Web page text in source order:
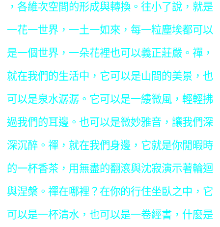
，各維次空間的形成與轉換。往小了說，就是
一花一世界，一土一如來，每一粒塵埃都可以
是一個世界，一朵花裡也可以義正莊嚴。禪，
就在我們的生活中，它可以是山間的美景，也
可以是泉水潺潺。它可以是一縷微風，輕輕拂
過我們的耳邊。也可以是微妙雅音，讓我們深
深沉醉。禪，就在我們身邊，它就是你閒暇時
的一杯香茶，用無盡的翻滾與沈寂演示著輪迴
與涅槃。禪在哪裡？在你的行住坐臥之中，它
可以是一杯清水，也可以是一卷經書，什麼是